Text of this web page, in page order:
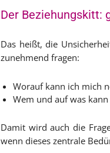
Der Beziehungskitt:
Das heißt, die
zunehmend fragen:
Worauf kann ich mich
Wem und auf was
Damit wird auch die
wenn dieses zentrale